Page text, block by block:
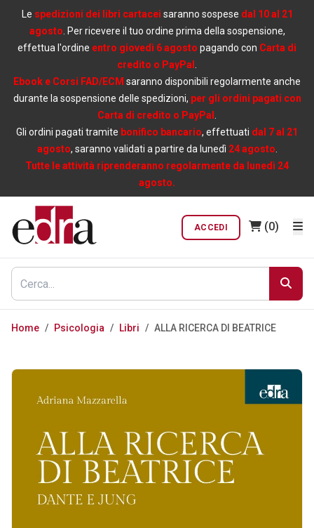
Le spedizioni dei libri cartacei saranno sospese dal 10 al 21
agosto . Per ricevere il tuo ordine prima della sospensione,
effettua l'ordine entro giovedì 6 agosto pagando con Carta di
credito o PayPal
Ebook e Corsi FAD/ECM saranno disponibili regolarmente anche
durante la sospensione delle spedizioni, per gli ordini pagati con
Carta di credito o PayPal
Gli ordini pagati tramite bonifico bancario, effettuati dal 7 al 21
agosto, saranno validati a partire da lunedì 24 agosto
Tutte le attività riprenderanno regolarmente da lunedì 24
agosto.
ACCEDI (0)
Home / Psicologia / Libri / ALLA RICERCA DI BEATRICE